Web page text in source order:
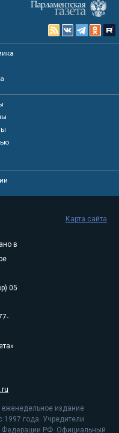
в
05
еженедельное издание
года. Учредители
Федерации РФ. Официальный
Карта сайта